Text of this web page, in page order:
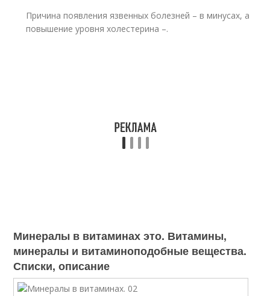
Причина появления язвенных болезней – в минусах, а
повышение уровня холестерина –.
Минералы в витаминах это. Витамины,
минералы и витаминоподобные вещества.
Списки, описание